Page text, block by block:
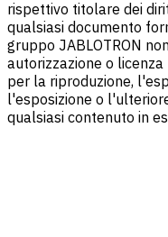
rispettivo titolare dei
qualsiasi documento
gruppo JABLOTRON
autorizzazione o
per la riproduzione,
l'esposizione o
qualsiasi contenuto in